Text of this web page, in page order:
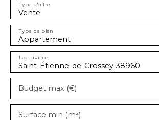
Vente
Type d'offre
Appartement
Type de bien
Saint-Étienne-de-Crossey 38960
Localisation
Budget max (€)
Surface min (m²)